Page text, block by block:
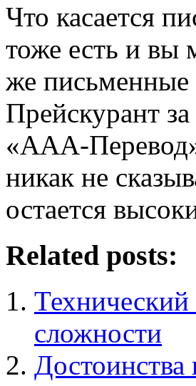
Что касается
тоже есть и вы
же письменные
Прейскурант
«ААА-
никак не
остается
Related posts:
сложности